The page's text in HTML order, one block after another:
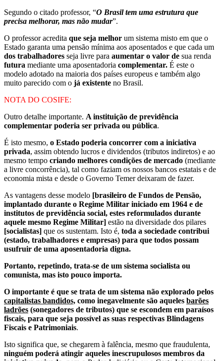
Segundo o citado professor, “O Brasil tem uma estrutura que
precisa melhorar, mas não mudar”.
O professor acredita que seja melhor um sistema misto em que o
Estado garanta uma pensão mínima aos aposentados e que cada um
dos trabalhadores seja livre para aumentar o valor de sua renda
futura mediante uma aposentadoria complementar. É este o
modelo adotado na maioria dos países europeus e também algo
muito parecido com o já existente no Brasil.
NOTA DO COSIFE:
Outro detalhe importante. A instituição de previdência
complementar poderia ser privada ou pública.
É isto mesmo, o Estado poderia concorrer com a iniciativa
privada, assim obtendo lucros e dividendos (tributos indiretos) e ao
mesmo tempo criando melhores condições de mercado (mediante
a livre concorrência), tal como faziam os nossos bancos estatais e de
economia mista e desde o Governo Temer deixaram de fazer.
As vantagens desse modelo [brasileiro de Fundos de Pensão,
implantado durante o Regime Militar iniciado em 1964 e de
institutos de previdência social, estes reformulados durante
aquele mesmo Regime Militar] estão na diversidade dos pilares
[socialistas] que os sustentam. Isto é, toda a sociedade contribui
(estado, trabalhadores e empresas) para que todos possam
usufruir de uma aposentadoria digna.
Portanto, repetindo, trata-se de um sistema socialista ou
comunista, mas isto pouco importa.
O importante é que se trata de um sistema não explorado pelos
capitalistas bandidos, como inegavelmente são aqueles barões
ladrões (sonegadores de tributos) que se escondem em paraísos
fiscais, para que seja possível as suas respectivas Blindagens
Fiscais e Patrimoniais.
Isto significa que, se chegarem à falência, mesmo que fraudulenta,
ninguém poderá atingir aqueles inescrupulosos membros da